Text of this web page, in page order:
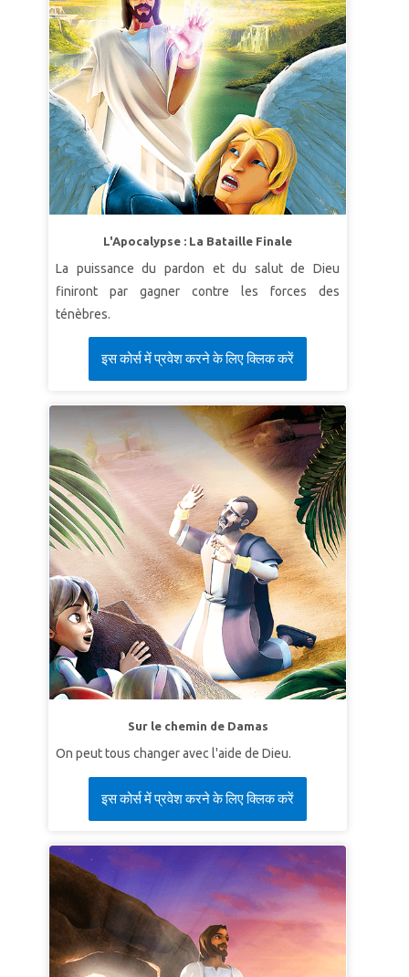
L'Apocalypse : La Bataille Finale
La puissance du pardon et du salut de Dieu
finiront par gagner contre les forces des
ténèbres.
इस कोर्स में प्रवेश करने के लिए क्लिक करें
Sur le chemin de Damas
On peut tous changer avec l'aide de Dieu.
इस कोर्स में प्रवेश करने के लिए क्लिक करें